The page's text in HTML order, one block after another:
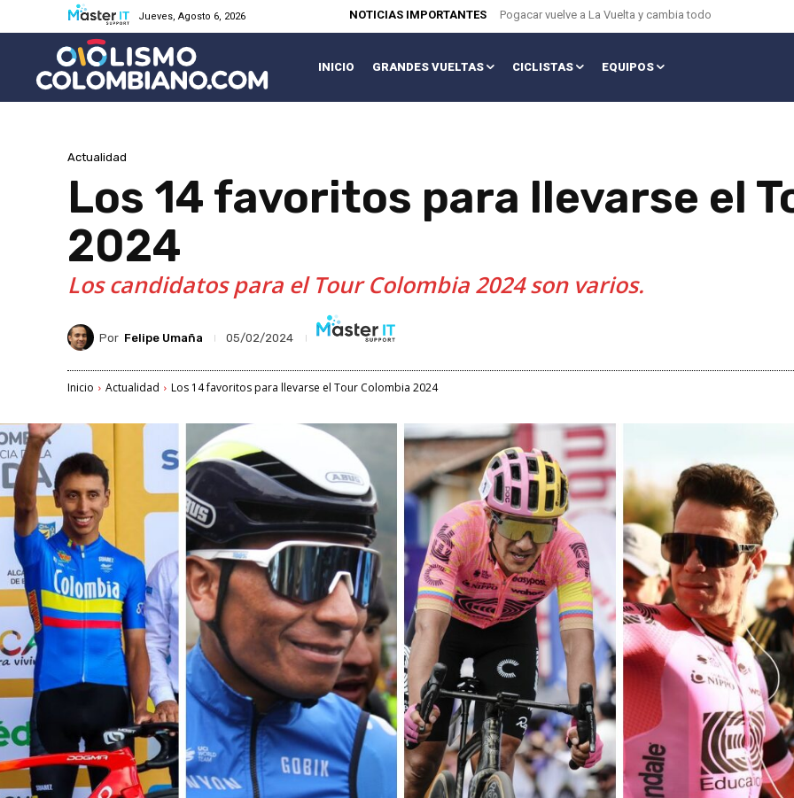
Jueves, Agosto 6, 2026 NOTICIAS IMPORTANTES Pogacar vuelve a La Vuelta y cambia todo
INICIO GRANDES VUELTAS CICLISTAS EQUIPOS
Actualidad
Los 14 favoritos para llevarse el
2024
Los candidatos para el Tour Colombia 2024 son varios.
Por Felipe Umaña 05/02/2024
Inicio Actualidad Los 14 favoritos para llevarse el Tour Colombia 2024